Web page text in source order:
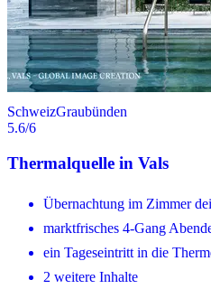
SchweizGraubünden
5.6/6
Thermalquelle in Vals
Übernachtung im Zimmer
marktfrisches 4-Gang
ein Tageseintritt in die
2 weitere Inhalte